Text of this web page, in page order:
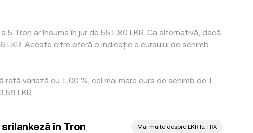
Tron ar însuma în jur de 551,80 LKR. Ca alternativă, dacă
LKR. Aceste cifre oferă o indicație a cursului de schimb
variază cu 1,00 %, cel mai mare curs de schimb de 1
LKR.
în Tron Mai multe despre LKR la TRX